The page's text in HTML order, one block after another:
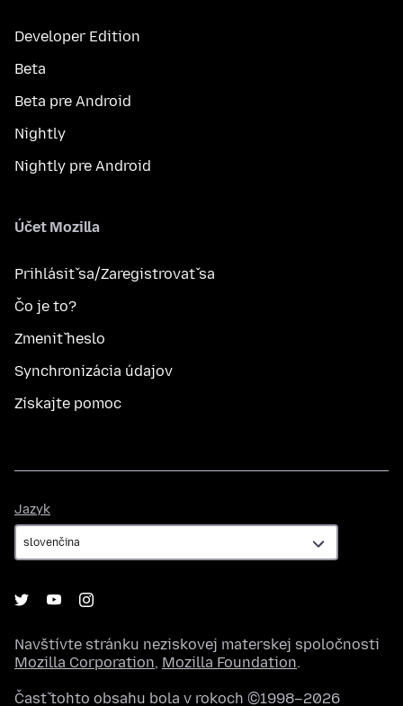
Developer Edition
Beta
Beta pre Android
Nightly
Nightly pre Android
Účet Mozilla
Prihlásiť sa/Zaregistrovať sa
Čo je to?
Zmeniť heslo
Synchronizácia údajov
Získajte pomoc
Jazyk
Navštívte stránku neziskovej materskej spoločnosti
Mozilla Corporation, Mozilla Foundation.
Časť tohto obsahu bola v rokoch ©1998–2026